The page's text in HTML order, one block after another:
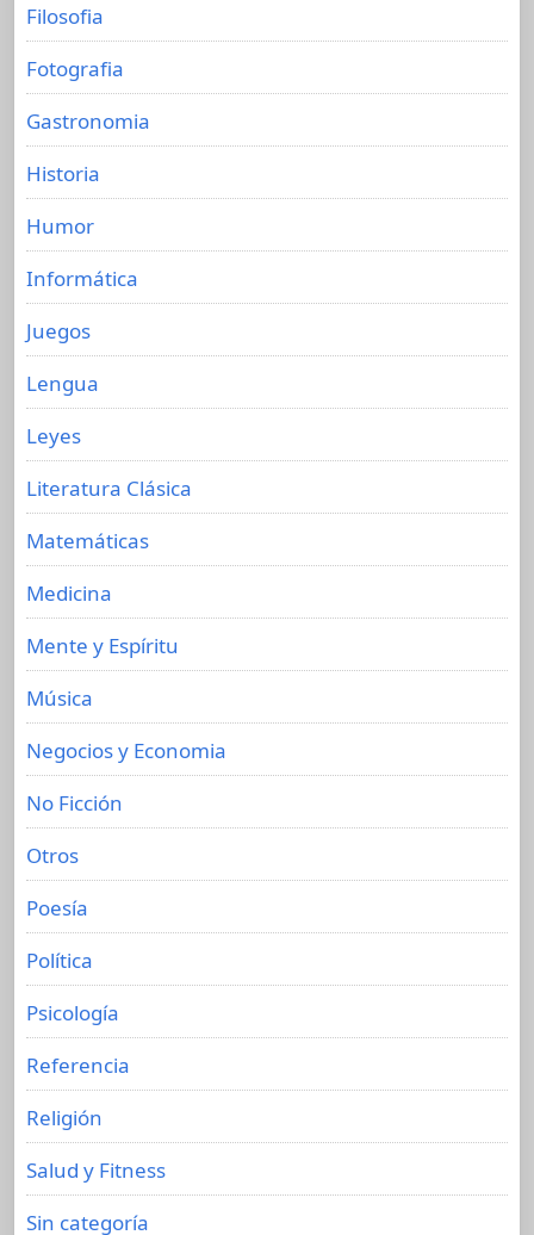
Filosofia
Fotografia
Gastronomia
Historia
Humor
Informática
Juegos
Lengua
Leyes
Literatura Clásica
Matemáticas
Medicina
Mente y Espíritu
Música
Negocios y Economia
No Ficción
Otros
Poesía
Política
Psicología
Referencia
Religión
Salud y Fitness
Sin categoría